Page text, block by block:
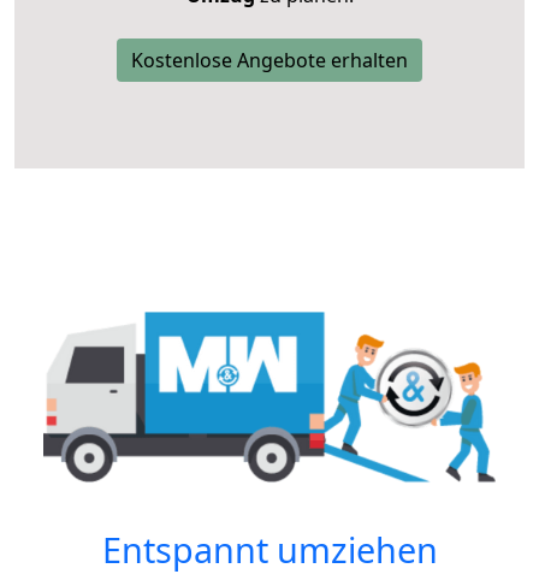
Kostenlose Angebote erhalten
Entspannt umziehen